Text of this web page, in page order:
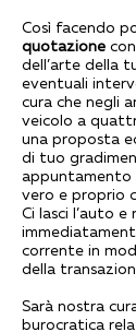
Così facendo
quotazione
dell’arte della
eventuali
cura che negli
veicolo a
una proposta
di tuo
vero e proprio
Ci lasci l’auto e
corrente in
della
Sarà nostra
burocratica